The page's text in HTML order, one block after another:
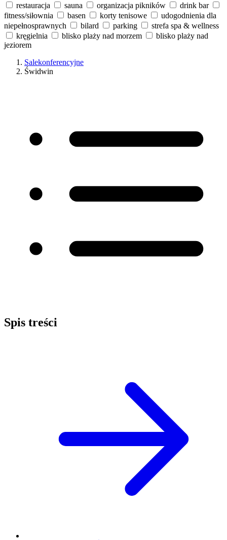
restauracja
sauna organizacja pikników
drink bar
fitness/siłownia
basen korty tenisowe
udogodnienia dla
niepełnosprawnych
bilard parking
strefa spa & wellness
kręgielnia
blisko plaży nad morzem
blisko plaży nad
jeziorem
Salekonferencyjne
Świdwin
Spis treści